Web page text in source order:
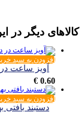
کالاهای دیگر در
افزودن به سبد
آويز ساعت
€ 0.60
افزودن به سبد
دستبند بافتی